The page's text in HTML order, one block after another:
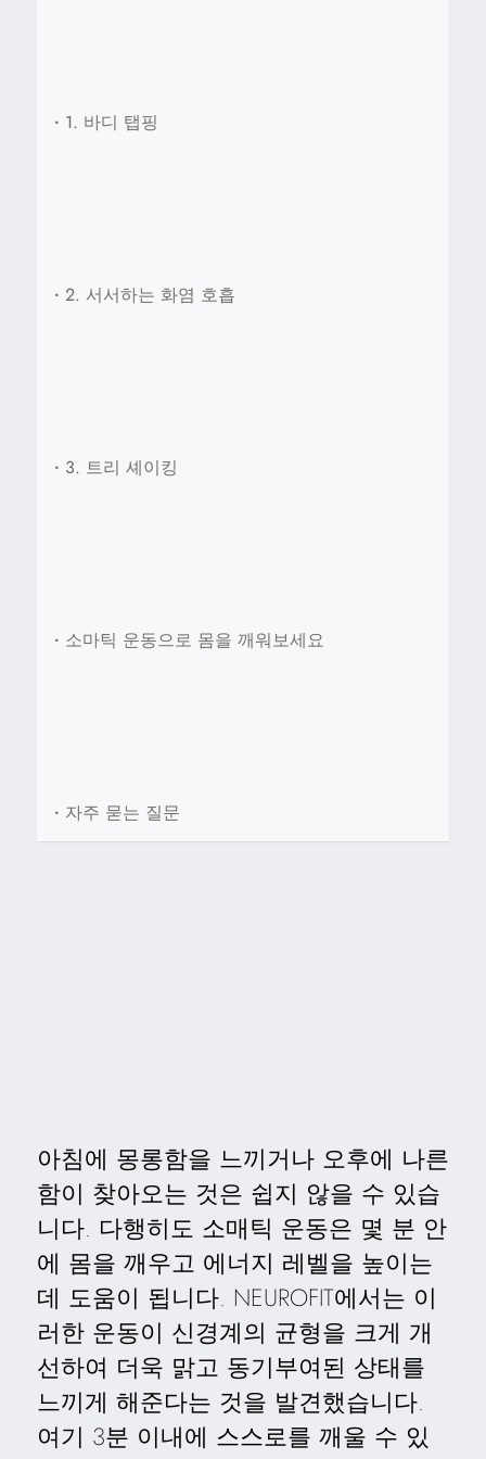
• 1. 바디 탭핑
• 2. 서서하는 화염 호흡
• 3. 트리 셰이킹
• 소마틱 운동으로 몸을 깨워보세요
• 자주 묻는 질문
아침에 몽롱함을 느끼거나 오후에 나른
함이 찾아오는 것은 쉽지 않을 수 있습
니다. 다행히도 소매틱 운동은 몇 분 안
에 몸을 깨우고 에너지 레벨을 높이는
데 도움이 됩니다. NEUROFIT에서는 이
러한 운동이 신경계의 균형을 크게 개
선하여 더욱 맑고 동기부여된 상태를
느끼게 해준다는 것을 발견했습니다.
여기 3분 이내에 스스로를 깨울 수 있